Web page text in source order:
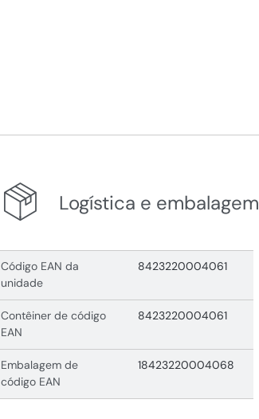
Logística e embalagem
Código EAN da
unidade
8423220004061
Contêiner de código
EAN
8423220004061
Embalagem de
código EAN
18423220004068